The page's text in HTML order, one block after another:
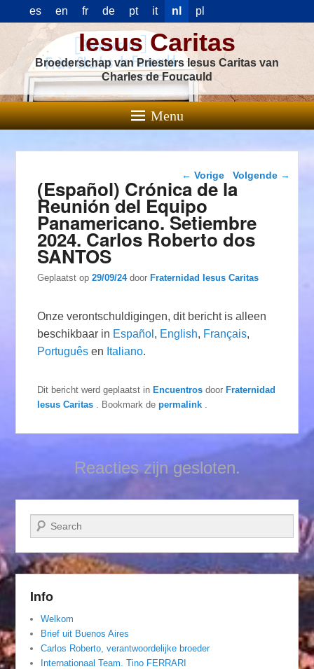
es en fr de pt it nl pl
Iesus Caritas
Broederschap van Priesters Iesus Caritas van
Charles de Foucauld
Menu
Berichtnavigatie
← Vorige Volgende →
(Español) Crónica de la
Reunión del Equipo
Panamericano. Setiembre
2024. Carlos Roberto dos
SANTOS
Geplaatst op29/09/24 doorFraternidad Iesus Caritas
Onze verontschuldigingen, dit bericht is alleen
beschikbaar in Español , English, Français,
Português en Italiano.
Dit bericht werd geplaatst inEncuentros doorFraternidad
Iesus Caritas
. Bookmark depermalink
Reacties zijn gesloten.
Zoeken
Info
Welkom
Brief uit Buenos Aires
Carlos Roberto, verantwoordelijke broeder
Internationaal Team. Tino FERRARI